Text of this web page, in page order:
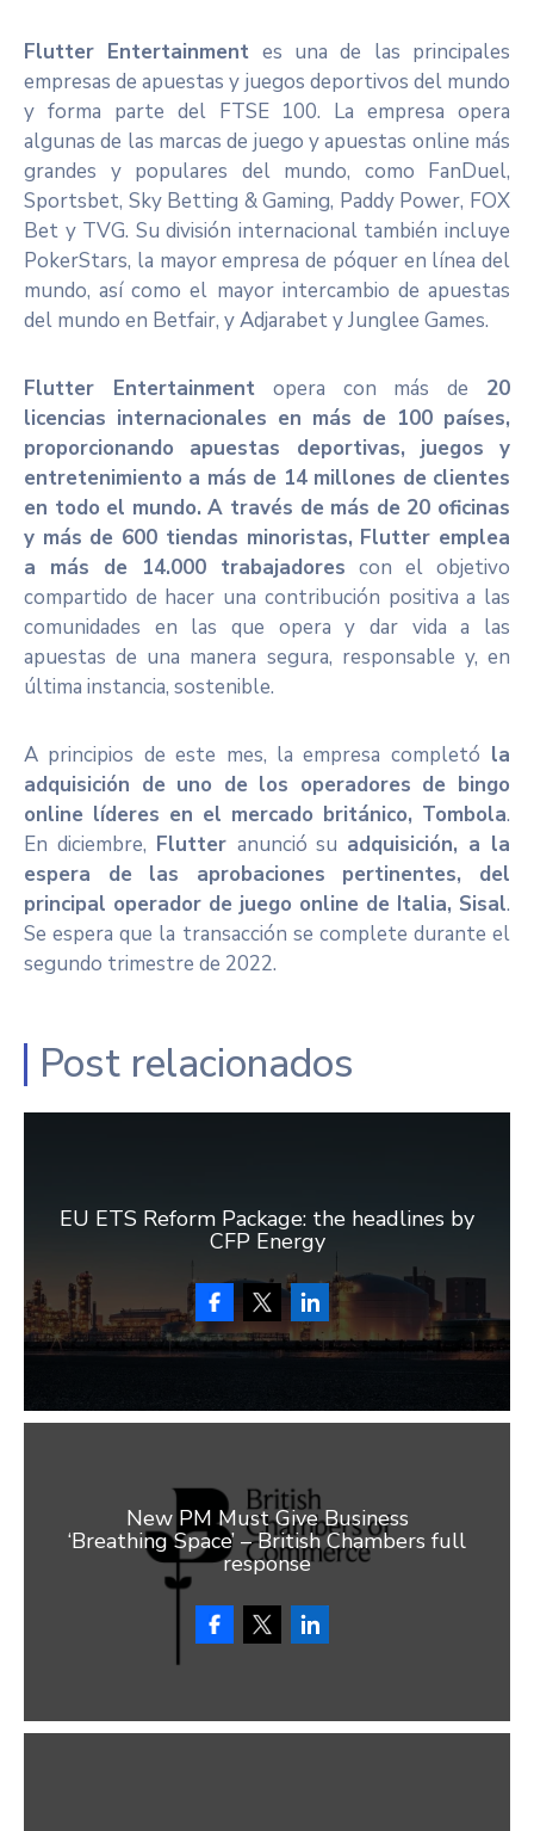
Flutter Entertainment es una de las principales
empresas de apuestas y juegos deportivos del mundo
y forma parte del FTSE 100. La empresa opera
algunas de las marcas de juego y apuestas online más
grandes y populares del mundo, como FanDuel,
Sportsbet, Sky Betting & Gaming, Paddy Power, FOX
Bet y TVG. Su división internacional también incluye
PokerStars, la mayor empresa de póquer en línea del
mundo, así como el mayor intercambio de apuestas
del mundo en Betfair, y Adjarabet y Junglee Games.
Flutter Entertainmentopera con más de 20
licencias internacionales en más de 100 países,
proporcionando apuestas deportivas, juegos y
entretenimiento a más de 14 millones de clientes
en todo el mundo. A través de más de 20 oficinas
y más de 600 tiendas minoristas, Flutter emplea
a más de 14.000 trabajadores con el objetivo
compartido de hacer una contribución positiva a las
comunidades en las que opera y dar vida a las
apuestas de una manera segura, responsable y, en
última instancia, sostenible.
A principios de este mes, la empresa completó la
adquisición de uno de los operadores de bingo
online líderes en el mercado británico, Tombola.
En diciembre, Flutter anunció su adquisición, a la
espera de las aprobaciones pertinentes, del
principal operador de juego online de Italia, Sisal.
Se espera que la transacción se complete durante el
segundo trimestre de 2022.
Post relacionados
EU ETS Reform Package: the headlines by
CFP Energy
New PM Must Give Business
‘Breathing Space’ – British Chambers full
response